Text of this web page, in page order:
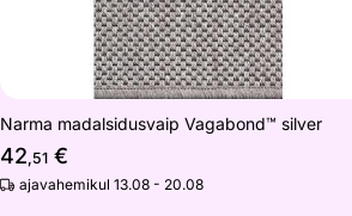
Narma madalsidusvaip Vagabond™ silver
42,51 €
ajavahemikul 13.08 - 20.08